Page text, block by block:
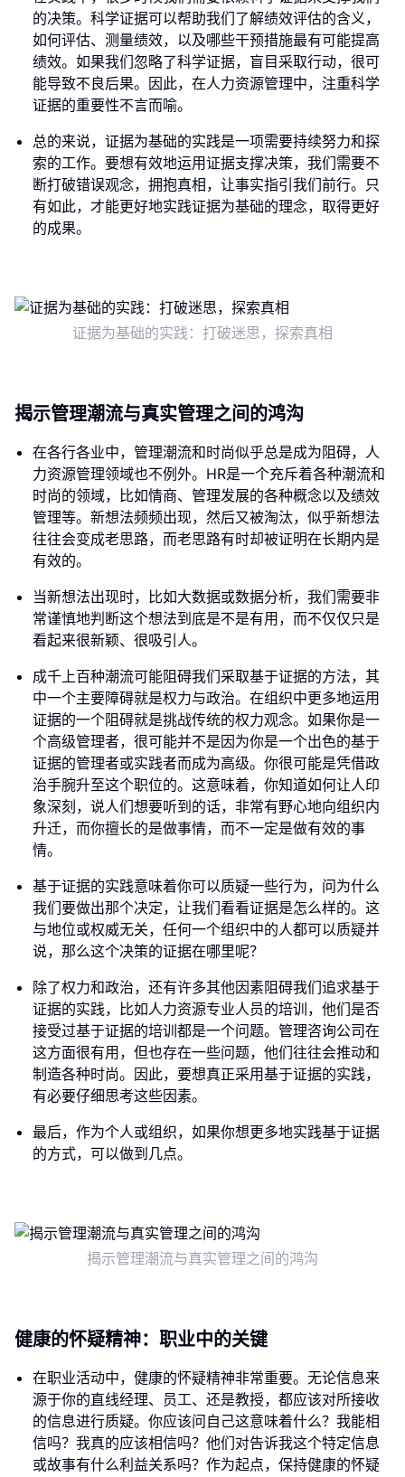
的决策。科学证据可以帮助我们了解绩效评估的含义，
如何评估、测量绩效，以及哪些干预措施最有可能提高
绩效。如果我们忽略了科学证据，盲目采取行动，很可
能导致不良后果。因此，在人力资源管理中，注重科学
证据的重要性不言而喻。
总的来说，证据为基础的实践是一项需要持续努力和探
索的工作。要想有效地运用证据支撑决策，我们需要不
断打破错误观念，拥抱真相，让事实指引我们前行。只
有如此，才能更好地实践证据为基础的理念，取得更好
的成果。
证据为基础的实践：打破迷思，探索真相
揭示管理潮流与真实管理之间的鸿沟
在各行各业中，管理潮流和时尚似乎总是成为阻碍，人
力资源管理领域也不例外。HR是一个充斥着各种潮流和
时尚的领域，比如情商、管理发展的各种概念以及绩效
管理等。新想法频频出现，然后又被淘汰，似乎新想法
往往会变成老思路，而老思路有时却被证明在长期内是
有效的。
当新想法出现时，比如大数据或数据分析，我们需要非
常谨慎地判断这个想法到底是不是有用，而不仅仅只是
看起来很新颖、很吸引人。
成千上百种潮流可能阻碍我们采取基于证据的方法，其
中一个主要障碍就是权力与政治。在组织中更多地运用
证据的一个阻碍就是挑战传统的权力观念。如果你是一
个高级管理者，很可能并不是因为你是一个出色的基于
证据的管理者或实践者而成为高级。你很可能是凭借政
治手腕升至这个职位的。这意味着，你知道如何让人印
象深刻，说人们想要听到的话，非常有野心地向组织内
升迁，而你擅长的是做事情，而不一定是做有效的事
情。
基于证据的实践意味着你可以质疑一些行为，问为什么
我们要做出那个决定，让我们看看证据是怎么样的。这
与地位或权威无关，任何一个组织中的人都可以质疑并
说，那么这个决策的证据在哪里呢？
除了权力和政治，还有许多其他因素阻碍我们追求基于
证据的实践，比如人力资源专业人员的培训，他们是否
接受过基于证据的培训都是一个问题。管理咨询公司在
这方面很有用，但也存在一些问题，他们往往会推动和
制造各种时尚。因此，要想真正采用基于证据的实践，
有必要仔细思考这些因素。
最后，作为个人或组织，如果你想更多地实践基于证据
的方式，可以做到几点。
揭示管理潮流与真实管理之间的鸿沟
健康的怀疑精神：职业中的关键
在职业活动中，健康的怀疑精神非常重要。无论信息来
源于你的直线经理、员工、还是教授，都应该对所接收
的信息进行质疑。你应该问自己这意味着什么？我能相
信吗？我真的应该相信吗？他们对告诉我这个特定信息
或故事有什么利益关系吗？作为起点，保持健康的怀疑